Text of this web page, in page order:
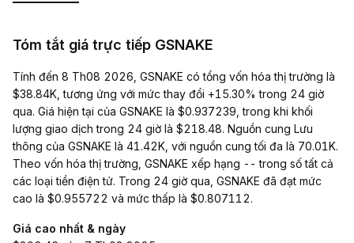
Tóm tắt giá trực tiếp GSNAKE
Tính đến 8 Th08 2026, GSNAKE có tổng vốn hóa thị trường là
$38.84K, tương ứng với mức thay đổi +15.30% trong 24 giờ
qua. Giá hiện tại của GSNAKE là $0.937239, trong khi khối
lượng giao dịch trong 24 giờ là $218.48. Nguồn cung Lưu
thông của GSNAKE là 41.42K, với nguồn cung tối đa là 70.01K.
Theo vốn hóa thị trường, GSNAKE xếp hạng -- trong số tất cả
các loại tiền điện tử. Trong 24 giờ qua, GSNAKE đã đạt mức
cao là $0.955722 và mức thấp là $0.807112.
Giá cao nhất & ngày